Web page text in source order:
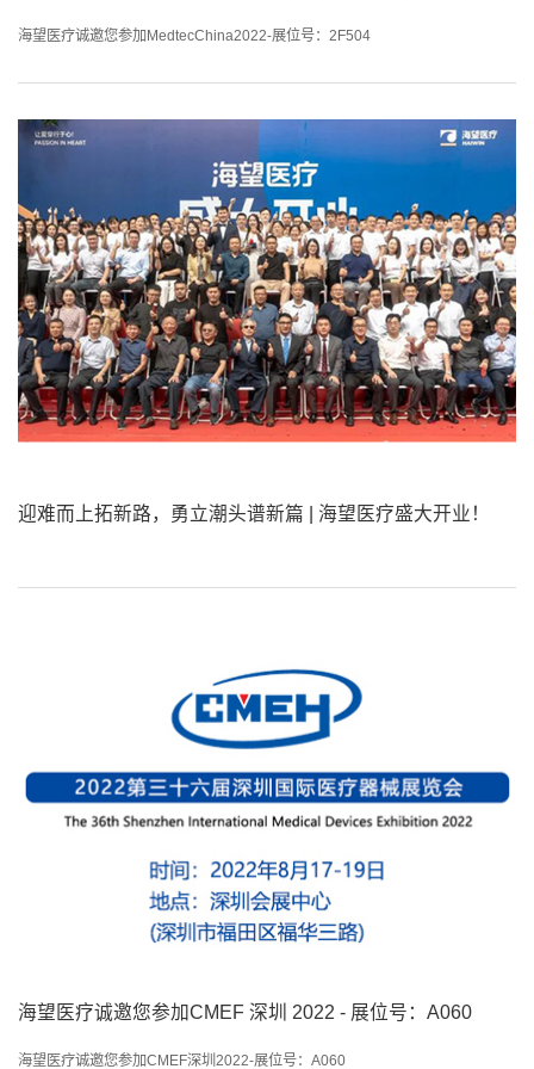
海望医疗诚邀您参加MedtecChina2022-展位号：2F504
迎难而上拓新路，勇立潮头谱新篇 | 海望医疗盛大开业！
海望医疗诚邀您参加CMEF 深圳 2022 - 展位号：A060
海望医疗诚邀您参加CMEF深圳2022-展位号：A060